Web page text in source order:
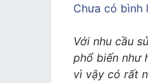
Chưa có bình
Với nhu cầu
phổ biến như
vì vậy có rất